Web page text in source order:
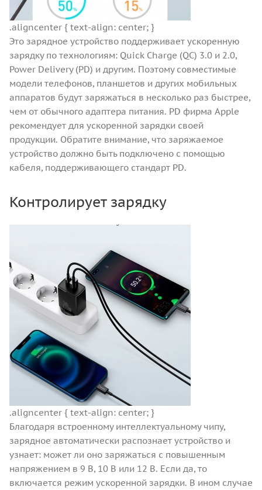
.aligncenter { text-align: center; }
Это зарядное устройство поддерживает ускоренную
зарядку по технологиям: Quick Charge (QC) 3.0 и 2.0,
Power Delivery (PD) и другим. Поэтому совместимые
модели телефонов, планшетов и других мобильных
аппаратов будут заряжаться в несколько раз быстрее,
чем от обычного адаптера питания. PD фирма Apple
рекомендует для ускоренной зарядки своей
продукции. Обратите внимание, что заряжаемое
устройство должно быть подключено с помощью
кабеля, поддерживающего стандарт PD.
Контролирует зарядку
.aligncenter { text-align: center; }
Благодаря встроенному интеллектуальному чипу,
зарядное автоматически распознает устройство и
узнает: может ли оно заряжаться с повышенным
напряжением в 9 В, 10 В или 12 В. Если да, то
включается режим ускоренной зарядки. В ином случае